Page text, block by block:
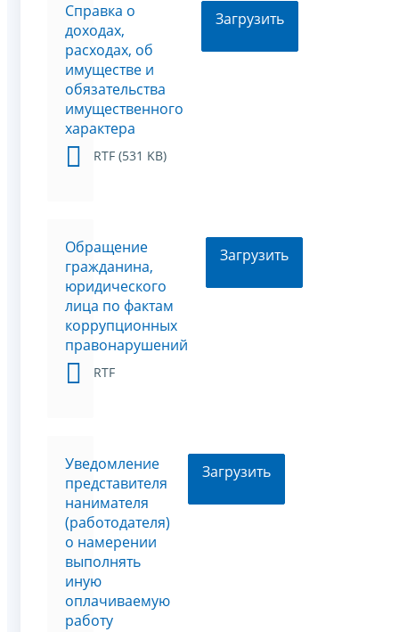
Справка о
доходах,
расходах, об
имуществе и
обязательства
имущественного
характера
RTF (531 KB)
Загрузить
Обращение
гражданина,
юридического
лица по фактам
коррупционных
правонарушений
RTF
Загрузить
Уведомление
представителя
нанимателя
(работодателя)
о намерении
выполнять
иную
оплачиваемую
работу
Загрузить